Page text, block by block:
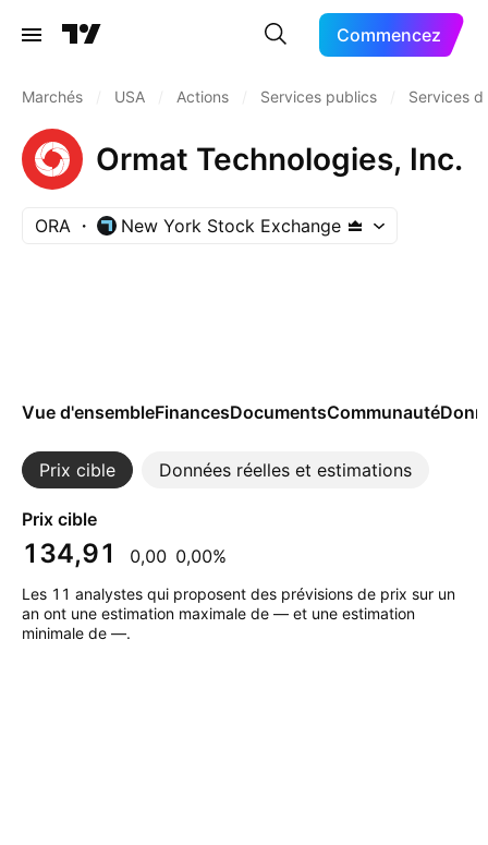
Commencez
Marchés USA Actions Services publics Services
Ormat Technologies, Inc.
ORA New York Stock Exchange
Vue d'ensembleFinancesDocumentsCommunauté
Prix cible Données réelles et estimations
Prix cible
134,91 0,00 0,00%
Les 11 analystes qui proposent des prévisions de prix sur un
an ont une estimation maximale de — et une estimation
minimale de —.